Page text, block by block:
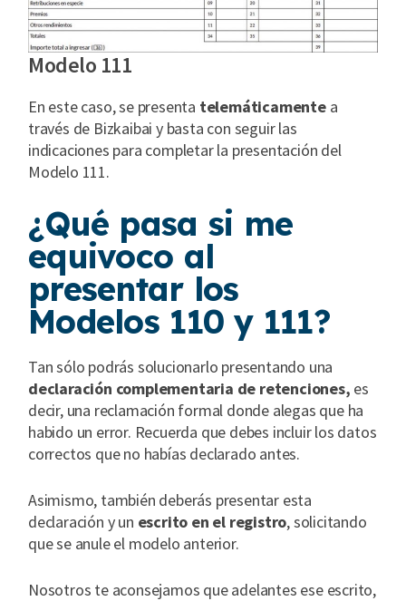
Modelo 111
En este caso, se presenta telemáticamentea
través de Bizkaibai y basta con seguir las
indicaciones para completar la presentación del
Modelo 111.
¿Qué pasa si me
equivoco al
presentar los
Modelos 110 y 111?
Tan sólo podrás solucionarlo presentando una
declaración complementaria de retenciones, es
decir, una reclamación formal donde alegas que ha
habido un error. Recuerda que debes incluir los datos
correctos que no habías declarado antes.
Asimismo, también deberás presentar esta
declaración y un escrito en el registro, solicitando
que se anule el modelo anterior.
Nosotros te aconsejamos que adelantes ese escrito,